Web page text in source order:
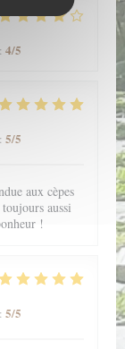
: 4/5
: 5/5
aux cèpes
aussi
!
: 5/5